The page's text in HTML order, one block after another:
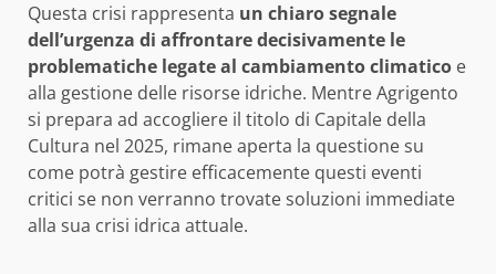
Questa crisi rappresenta un chiaro segnale
dell’urgenza di affrontare decisivamente le
problematiche legate al cambiamento climatico e
alla gestione delle risorse idriche. Mentre Agrigento
si prepara ad accogliere il titolo di Capitale della
Cultura nel 2025, rimane aperta la questione su
come potrà gestire efficacemente questi eventi
critici se non verranno trovate soluzioni immediate
alla sua crisi idrica attuale.